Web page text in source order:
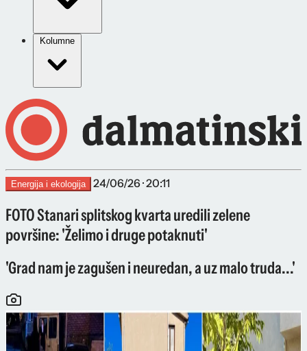
Kolumne
Energija i ekologija 24/06/26 · 20:11
FOTO Stanari splitskog kvarta uredili zelene
površine: 'Želimo i druge potaknuti'
'Grad nam je zagušen i neuredan, a uz malo truda...'